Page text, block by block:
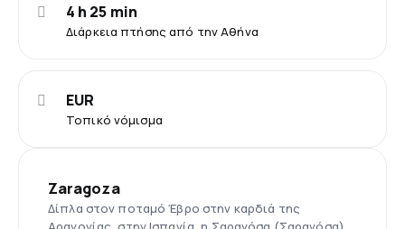
Διάρκεια πτήσης από την Αθήνα
4 h 25 min
Τοπικό νόμισμα
EUR
Zaragoza
Δίπλα στον ποταμό Έβρο στην καρδιά της